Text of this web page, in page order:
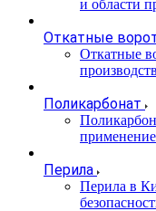
и области
Откатные
Откатные
Поликарбонат
применение
Перила
Перила в